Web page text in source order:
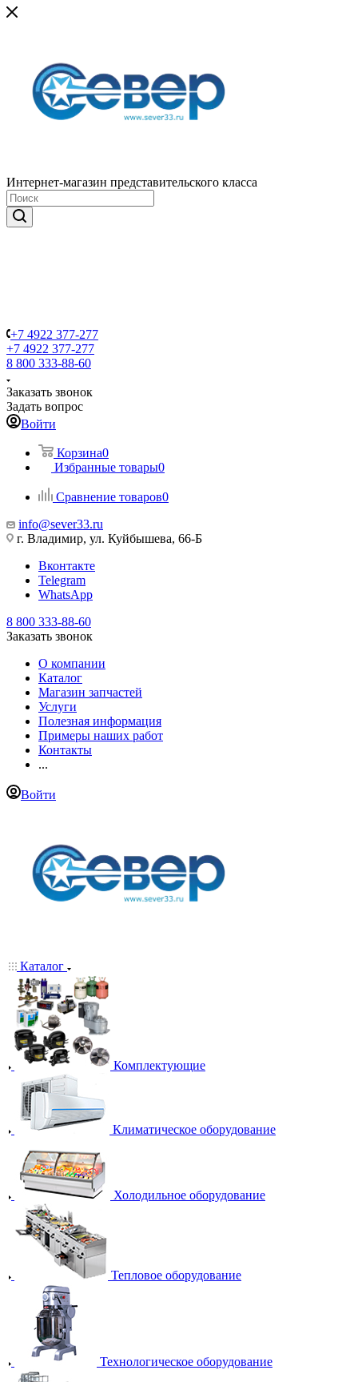
Интернет-магазин представительского класса
+7 4922 377-277
+7 4922 377-277
8 800 333-88-60
Заказать звонок
Задать вопрос
Войти
Корзина0
Избранные товары0
Сравнение товаров0
info@sever33.ru
г. Владимир, ул. Куйбышева, 66-Б
Вконтакте
Telegram
WhatsApp
8 800 333-88-60
Заказать звонок
О компании
Каталог
Магазин запчастей
Услуги
Полезная информация
Примеры наших работ
Контакты
...
Войти
Каталог
Комплектующие
Климатическое оборудование
Холодильное оборудование
Тепловое оборудование
Технологическое оборудование